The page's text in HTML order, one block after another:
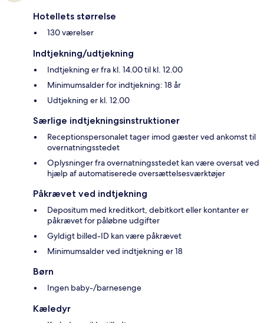
Hotellets størrelse
130 værelser
Indtjekning/udtjekning
Indtjekning er fra kl. 14.00 til kl. 12.00
Minimumsalder for indtjekning: 18 år
Udtjekning er kl. 12.00
Særlige indtjekningsinstruktioner
Receptionspersonalet tager imod gæster ved ankomst til
overnatningsstedet
Oplysninger fra overnatningsstedet kan være oversat ved
hjælp af automatiserede oversættelsesværktøjer
Påkrævet ved indtjekning
Depositum med kreditkort, debitkort eller kontanter er
påkrævet for påløbne udgifter
Gyldigt billed-ID kan være påkrævet
Minimumsalder ved indtjekning er 18
Børn
Ingen baby-/barnesenge
Kæledyr